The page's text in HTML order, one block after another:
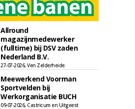
Allround
magazijnmedewerker
(fulltime) bij DSV zaden
Nederland B.V.
27-07-2026, Ven Zelderheide
Meewerkend Voorman
Sportvelden bij
Werkorganisatie BUCH
09-07-2026, Castricum en Uitgeest